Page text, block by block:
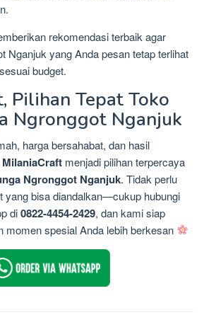
rekomendasi terbaik agar
Nganjuk yang Anda pesan tetap terlihat
budget.
Pilihan Tepat Toko
Ngronggot Nganjuk
harga bersahabat, dan hasil
MilaniaCraft menjadi pilihan terpercaya
Ngronggot Nganjuk. Tidak perlu
yang bisa diandalkan—cukup hubungi
di0822-4454-2429, dan kami siap
momen spesial Anda lebih berkesan